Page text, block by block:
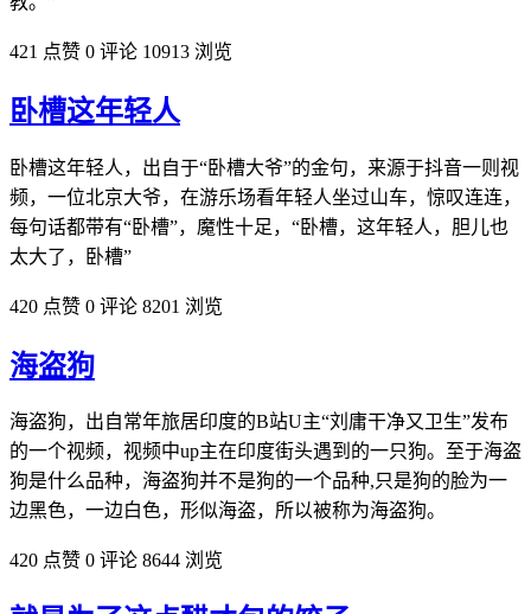
421 点赞 0 评论 10913 浏览
卧槽这年轻人
卧槽这年轻人，出自于“卧槽大爷”的金句，来源于抖音一则视
频，一位北京大爷，在游乐场看年轻人坐过山车，惊叹连连，
每句话都带有“卧槽”，魔性十足，“卧槽，这年轻人，胆儿也
太大了，卧槽”
420 点赞 0 评论 8201 浏览
海盗狗
海盗狗，出自常年旅居印度的B站U主“刘庸干净又卫生”发布
的一个视频，视频中up主在印度街头遇到的一只狗。至于海盗
狗是什么品种，海盗狗并不是狗的一个品种,只是狗的脸为一
边黑色，一边白色，形似海盗，所以被称为海盗狗。
420 点赞 0 评论 8644 浏览